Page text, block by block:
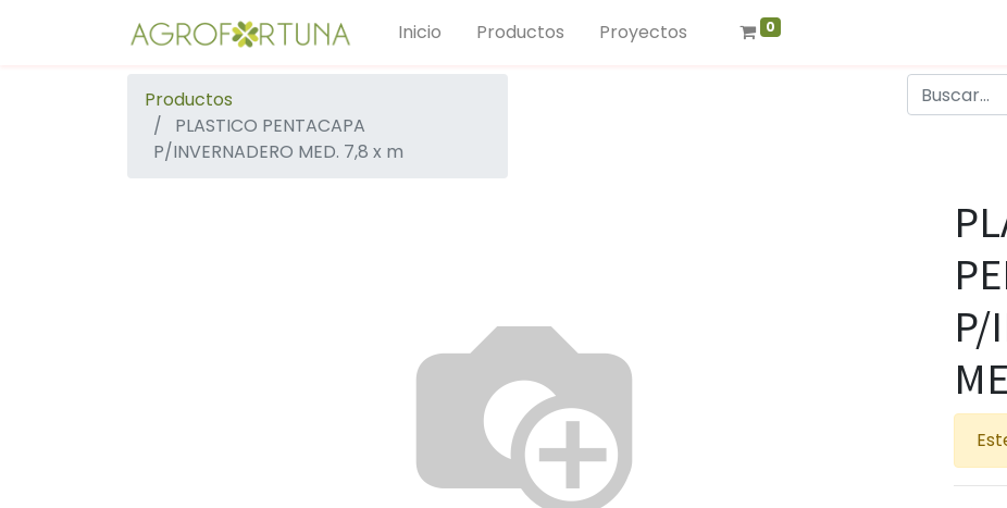
Inicio Productos Proyectos 0
Productos
PLASTICO PENTACAPA
P/INVERNADERO MED. 7,8 x m
P/